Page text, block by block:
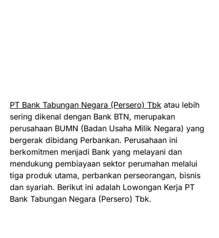
PT Bank Tabungan Negara (Persero) Tbk atau lebih
sering dikenal dengan Bank BTN, merupakan
perusahaan BUMN (Badan Usaha Milik Negara) yang
bergerak dibidang Perbankan. Perusahaan ini
berkomitmen menjadi Bank yang melayani dan
mendukung pembiayaan sektor perumahan melalui
tiga produk utama, perbankan perseorangan, bisnis
dan syariah. Berikut ini adalah Lowongan Kerja PT
Bank Tabungan Negara (Persero) Tbk.